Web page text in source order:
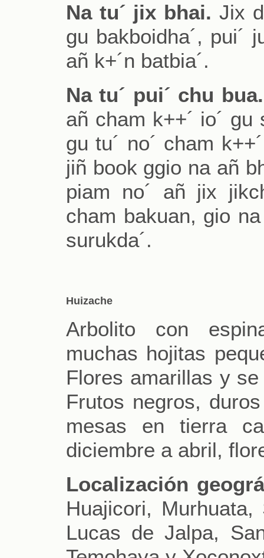
Na tu´ jix bhai. Jix
gu bakboidha´, pui´
añ k+´n batbia´.
Na tu´ pui´ chu bua.
añ cham k++´ io´ gu
gu tu´ no´ cham
jiñ book ggio na añ
piam no´ añ jix
cham bakuan, gio
surukda´.
Huizache
Arbolito con
muchas hojitas
Flores amarillas y
Frutos negros,
mesas en tierra
diciembre a abril,
Localización
Huajicori,
Lucas de Jalpa,